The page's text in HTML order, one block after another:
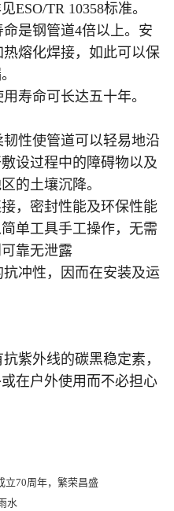
ESO/TR 10358标准。
是钢管道4倍以上。安
熔化焊接，如此可以保
寿命可长达五十年。
性使管道可以轻易地沿
设过程中的障碍物以及
的土壤沉降。
，密封性能及环保性能
单工具手工操作，无需
靠无泄露
冲性，因而在安装及运
紫外线的碳黑稳定素，
在户外使用而不必担心
立70周年，繁荣昌盛
水